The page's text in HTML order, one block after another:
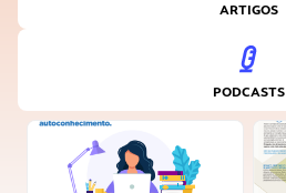
ARTIGOS
PODCASTS